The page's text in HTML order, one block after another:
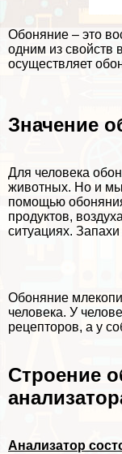
Обоняние – это
одним из свойств
осуществляет
Значение
Для человека
животных. Но и
помощью
продуктов,
ситуациях.
Обоняние
человека. У
рецепторов, а у
Строение
Анализатор